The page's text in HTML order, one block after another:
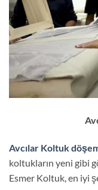
Avcılar Koltuk
koltukların yeni gibi
Esmer Koltuk, en iyi